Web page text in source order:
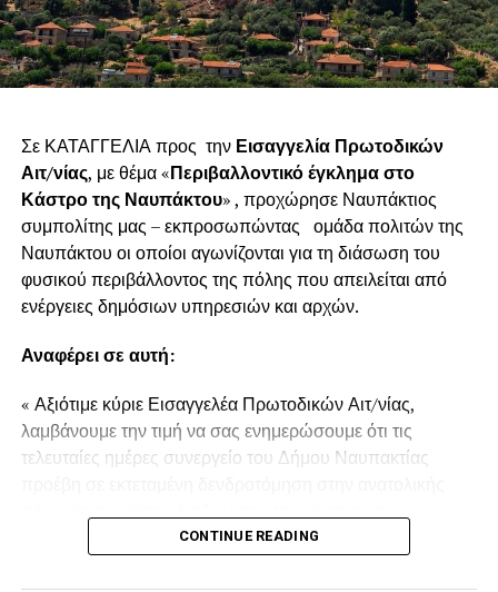
Σε ΚΑΤΑΓΓΕΛΙΑ προς την Εισαγγελία Πρωτοδικών
Αιτ/νίας, με θέμα «Περιβαλλοντικό έγκλημα στο
Κάστρο της Ναυπάκτου» , προχώρησε Ναυπάκτιος
συμπολίτης μας – εκπροσωπώντας ομάδα πολιτών της
Ναυπάκτου οι οποίοι αγωνίζονται για τη διάσωση του
φυσικού περιβάλλοντος της πόλης που απειλείται από
ενέργειες δημόσιων υπηρεσιών και αρχών.
Αναφέρει σε αυτή:
« Αξιότιμε κύριε Εισαγγελέα Πρωτοδικών Αιτ/νίας,
λαμβάνουμε την τιμή να σας ενημερώσουμε ότι τις
τελευταίες ημέρες συνεργείο του Δήμου Ναυπακτίας
Ναυπάκτου πάνω από τη Ντάπια Τσαούς.
Παρόμοια ενέργεια πραγματοποιήθηκε και το Καλοκαίρι
CONTINUE READING